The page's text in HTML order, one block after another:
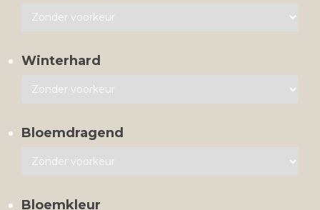
Winterhard
Bloemdragend
Bloemkleur